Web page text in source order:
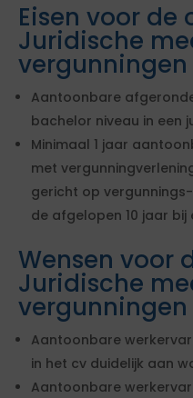
Eisen voor de
Juridische
vergunningen
Aantoonbare
bachelor niveau in een
Minimaal 1 jaar
met
gericht op
de afgelopen 10 jaar bij
Wensen voor
Juridische
vergunningen
Aantoonbare
in het cv duidelijk aan
Aantoonbare